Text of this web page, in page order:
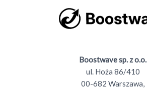
Boostwave sp. z o.o.
ul. Hoża 86/410
00-682 Warszawa,